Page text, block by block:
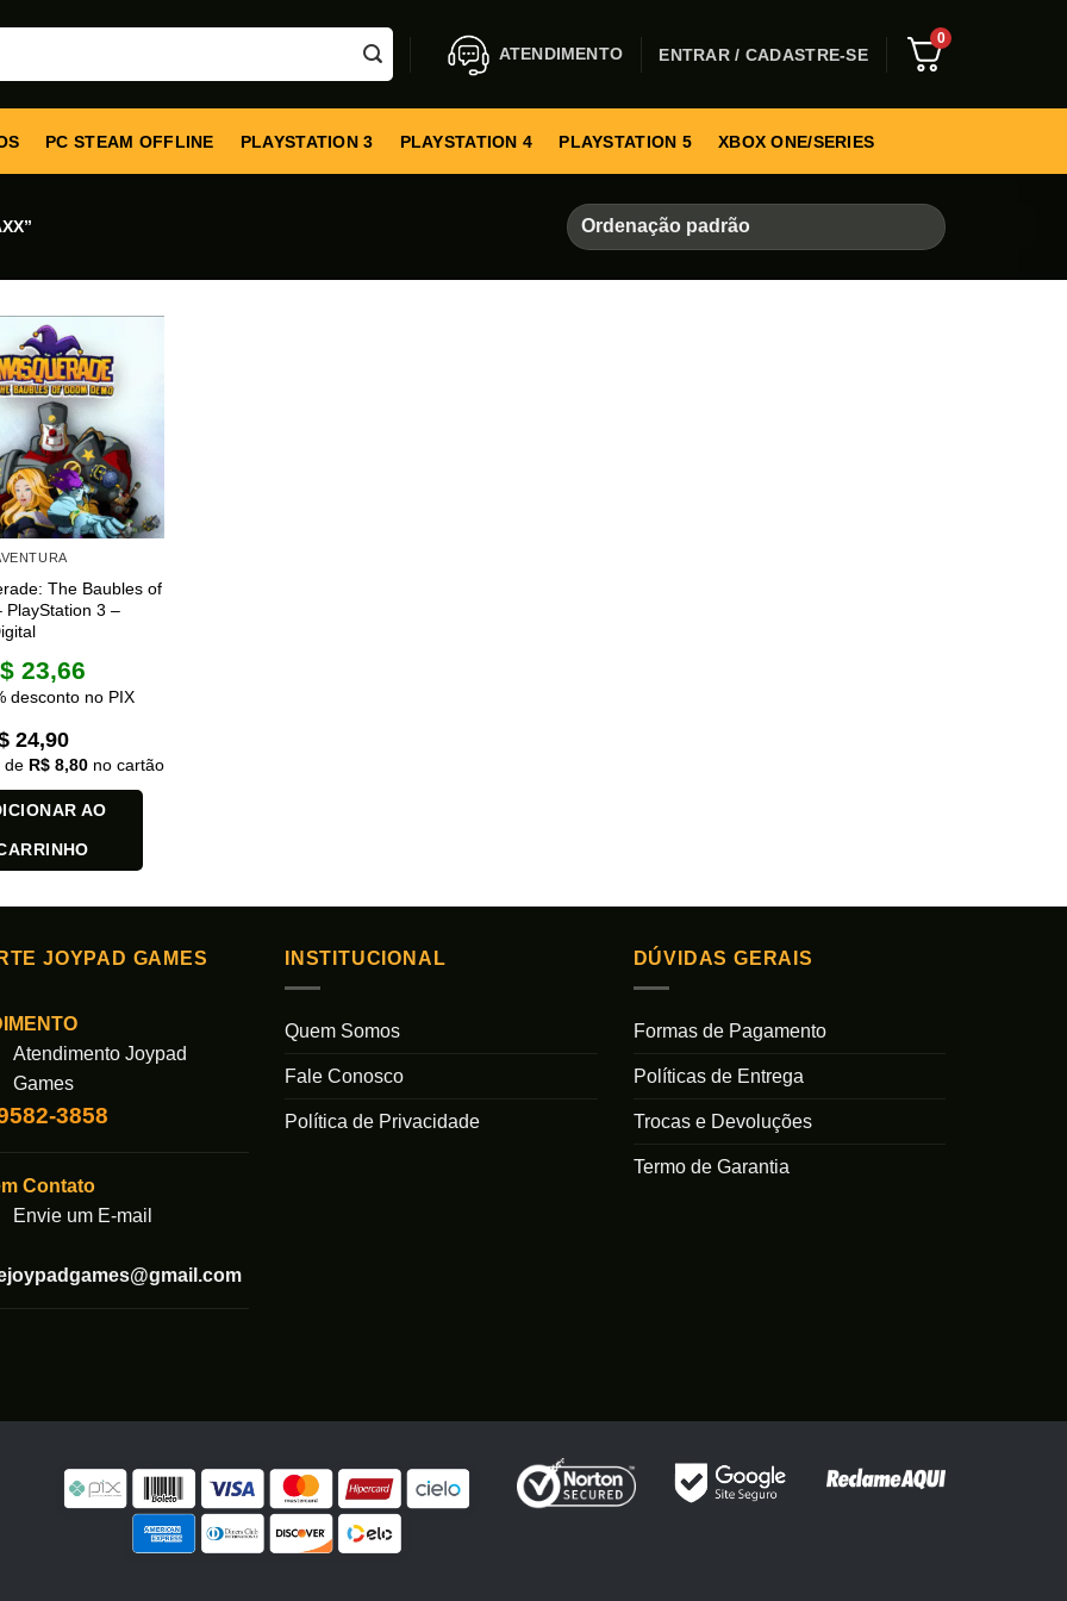
ATENDIMENTO ENTRAR / CADASTRE-SE
0
PC STEAM OFFLINE PLAYSTATION 3 PLAYSTATION 4 PLAYSTATION 5 XBOX ONE/SERIES
The Baubles of
PlayStation 3 –
23,66
desconto no PIX
24,90
de R$8,80no cartão
AO
JOYPAD GAMES
Atendimento Joypad
Games
3858
Contato
Envie um E-mail
INSTITUCIONAL
Quem Somos
Fale Conosco
Política de Privacidade
DÚVIDAS GERAIS
Formas de Pagamento
Políticas de Entrega
Trocas e Devoluções
Termo de Garantia